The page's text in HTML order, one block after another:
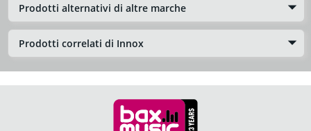
Prodotti alternativi di altre marche
Prodotti correlati di Innox